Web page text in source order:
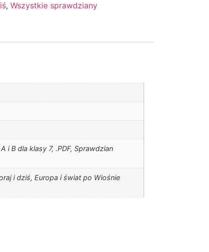
, Wszystkie sprawdziany
i B dla klasy 7, .PDF, Sprawdzian
i dziś, Europa i świat po Wiośnie